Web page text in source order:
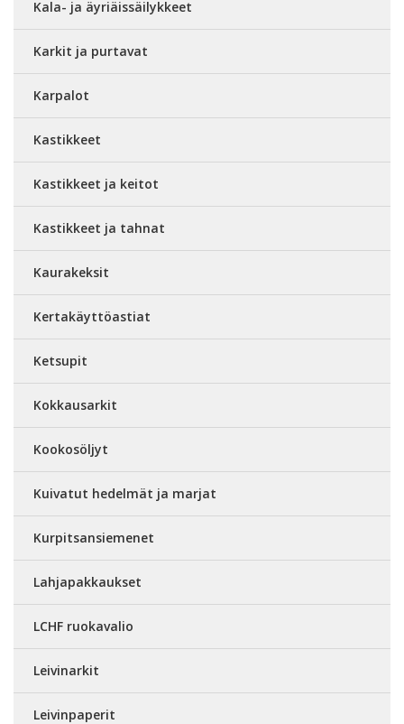
Kala- ja äyriäissäilykkeet
Karkit ja purtavat
Karpalot
Kastikkeet
Kastikkeet ja keitot
Kastikkeet ja tahnat
Kaurakeksit
Kertakäyttöastiat
Ketsupit
Kokkausarkit
Kookosöljyt
Kuivatut hedelmät ja marjat
Kurpitsansiemenet
Lahjapakkaukset
LCHF ruokavalio
Leivinarkit
Leivinpaperit